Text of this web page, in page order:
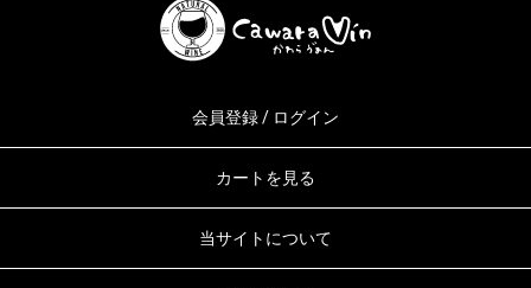
会員登録 / ログイン
カートを見る
当サイトについて